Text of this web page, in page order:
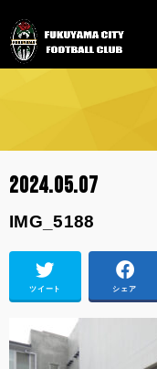
2024.05.07
IMG_5188
ツイート シェア